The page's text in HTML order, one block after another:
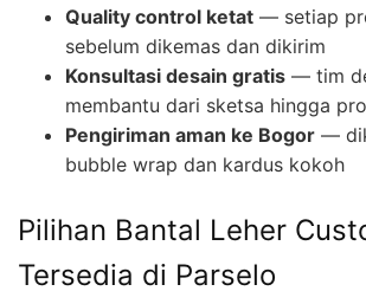
Quality control ketat — setiap
sebelum dikemas dan dikirim
Konsultasi desain gratis — tim
membantu dari sketsa hingga
Pengiriman aman ke Bogor —
bubble wrap dan kardus kokoh
Pilihan Bantal Leher
Tersedia di Parselo